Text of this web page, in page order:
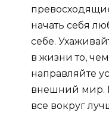
начать себя
себе.
в жизни то,
направляйте
внешний мир.
все вокруг